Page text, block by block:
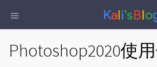
Photoshop2020使